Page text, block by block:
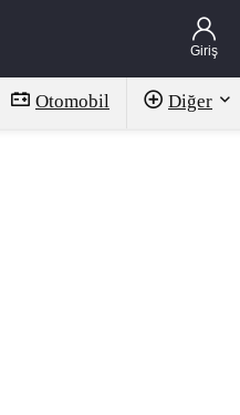
Giriş
Otomobil Diğer